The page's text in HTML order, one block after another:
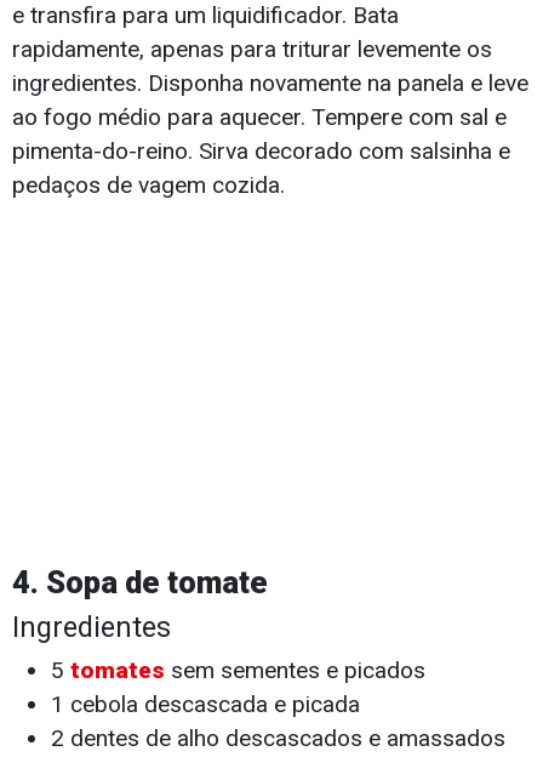
e transfira para um liquidificador. Bata
rapidamente, apenas para triturar levemente os
ingredientes. Disponha novamente na panela e leve
ao fogo médio para aquecer. Tempere com sal e
pimenta-do-reino. Sirva decorado com salsinha e
pedaços de vagem cozida.
4. Sopa de tomate
Ingredientes
5 tomates sem sementes e picados
1 cebola descascada e picada
2 dentes de alho descascados e amassados